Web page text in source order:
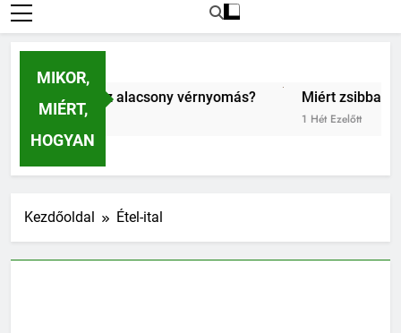
MIKOR,
MIÉRT,
HOGYAN
az alacsony vérnyomás? Miért zsibbad a kéz?
Kezdőoldal Étel-ital